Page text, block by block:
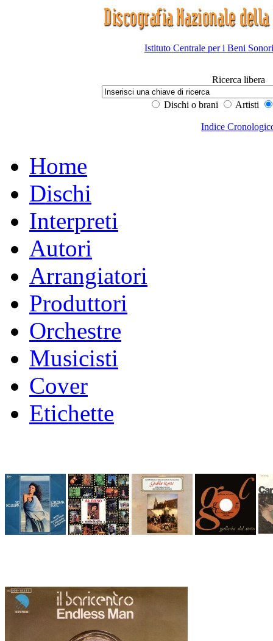
Istituto Centrale per i Beni
Ricerca libera
Dischi o brani Artisti
Indice
Home
Dischi
Interpreti
Autori
Arrangiatori
Produttori
Orchestre
Musicisti
Cover
Etichette